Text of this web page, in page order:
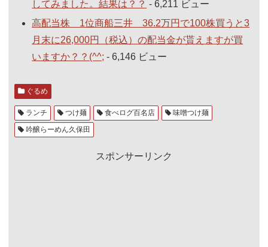
してみました。結果は？？ - 6,211 ビュー
高配当株 1位商船三井 36.2万円で100株買うと3
月末に26,000円（税込）の配当金が貰えますが買
いますか？？(^^; - 6,146 ビュー
ぐるめ
ランチ つけ麺 食べログ百名店
味噌つけ麺
吟醸らーめん久保田
スポンサーリンク